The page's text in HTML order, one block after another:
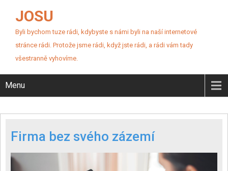
JOSU
Byli bychom tuze rádi, kdybyste s námi byli na naší internetové
stránce rádi. Protože jsme rádi, když jste rádi, a rádi vám tady
všestranně vyhovíme.
Menu
Firma bez svého zázemí